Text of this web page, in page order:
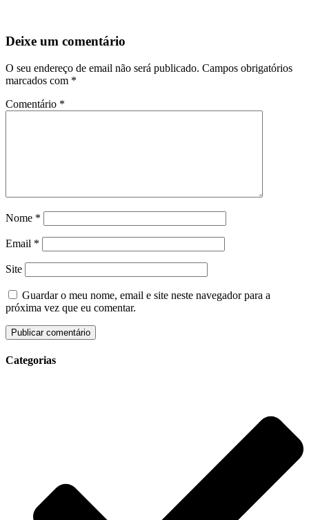
Deixe um comentário
O seu endereço de email não será publicado. Campos obrigatórios
marcados com *
Comentário *
Nome *
Email *
Site
Guardar o meu nome, email e site neste navegador para a
próxima vez que eu comentar.
Categorias